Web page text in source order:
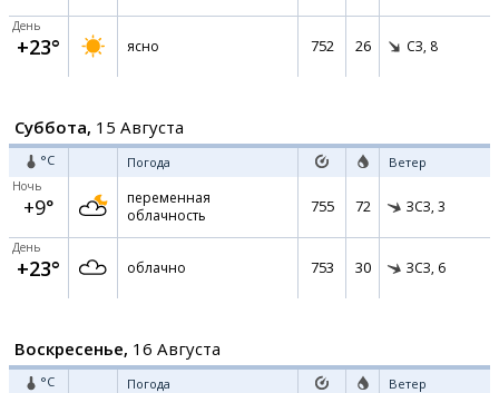
День
+23° ясно 752 26 СЗ, 8
Суббота, 15 Августа
°C Погода Ветер
Ночь
+9°
переменная
облачность
755 72 ЗСЗ, 3
День
+23° облачно 753 30 ЗСЗ, 6
Воскресенье, 16 Августа
°C Погода Ветер